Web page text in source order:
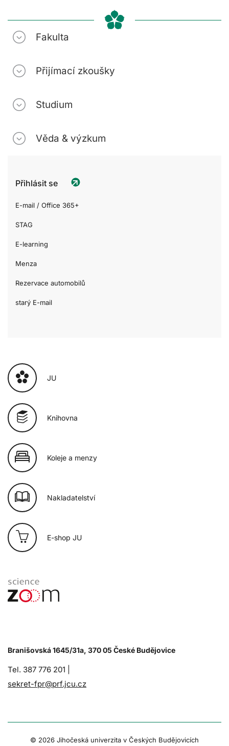
Fakulta
Přijímací zkoušky
Studium
Věda & výzkum
Přihlásit se
E-mail / Office 365+
STAG
E-learning
Menza
Rezervace automobilů
starý E-mail
JU
Knihovna
Koleje a menzy
Nakladatelství
E-shop JU
Branišovská 1645/31a, 370 05 České Budějovice
Tel. 387 776 201 |
sekret-fpr@prf.jcu.cz
© 2026 Jihočeská univerzita v Českých Budějovicích